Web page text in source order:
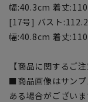
幅:40.3cm 着丈
[17号] バスト
幅:40.8cm 着丈
【商品に関するご注
■商品画像はサンプ
ある場合がござい